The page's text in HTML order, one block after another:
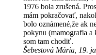
1976 bola zrušená.
mám pokračovať,
bolo oznámené,že ak
pokynu (mamografia a
som tam chodiť.
Šebestová Mária, 19.